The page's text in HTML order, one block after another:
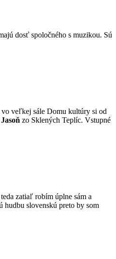
dosť spoločného s muzikou. Sú
veľkej sále Domu kultúry si od
Jasoň zo Sklených Teplíc. Vstupné
zatiaľ robím úplne sám a
slovenskú preto by som